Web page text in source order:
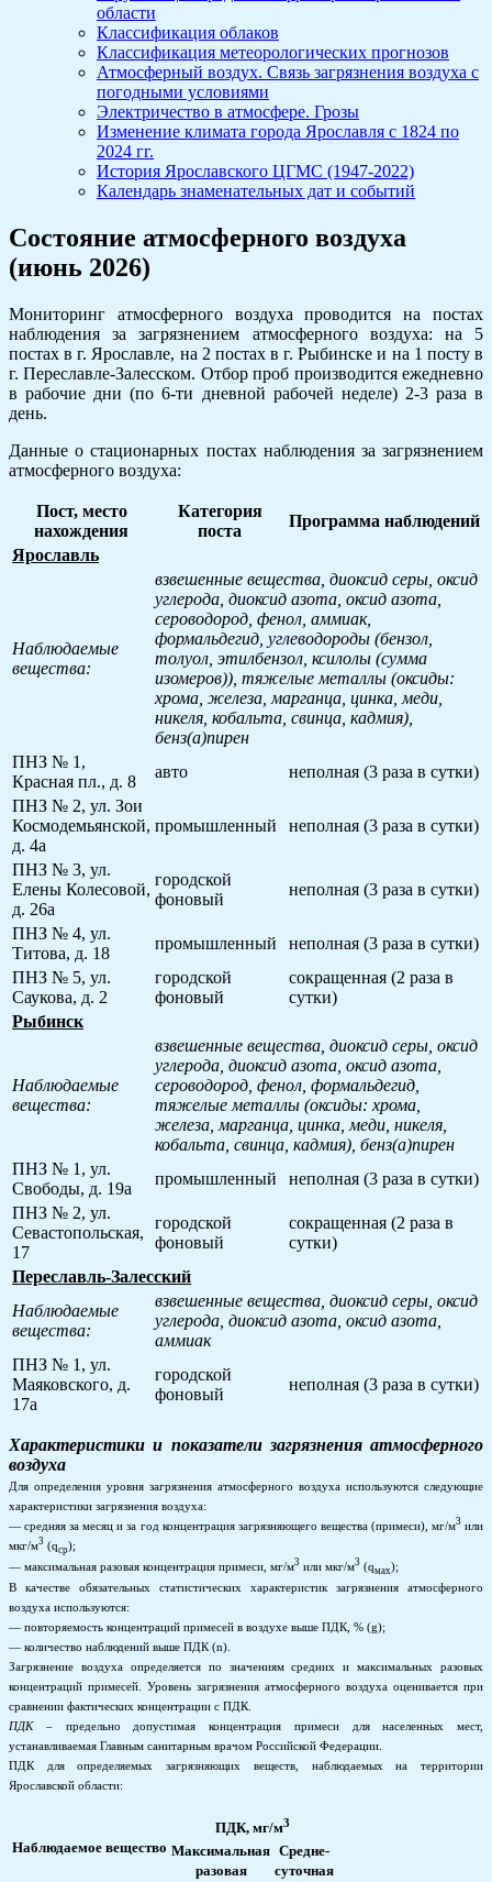
области
Классификация облаков
Классификация метеорологических прогнозов
Атмосферный воздух. Связь загрязнения воздуха с
погодными условиями
Электричество в атмосфере. Грозы
Изменение климата города Ярославля с 1824 по
2024 гг.
История Ярославского ЦГМС (1947-2022)
Календарь знаменательных дат и событий
Состояние атмосферного воздуха
(июнь 2026)
Мониторинг атмосферного воздуха проводится на постах
наблюдения за загрязнением атмосферного воздуха: на 5
постах в г. Ярославле, на 2 постах в г. Рыбинске и на 1 посту в
г. Переславле-Залесском. Отбор проб производится ежедневно
в рабочие дни (по 6-ти дневной рабочей неделе) 2-3 раза в
день.
Данные о стационарных постах наблюдения за загрязнением
атмосферного воздуха:
Пост, место
нахождения
Категория
поста
Программа наблюдений
Ярославль
Наблюдаемые
вещества:
взвешенные вещества, диоксид серы, оксид
углерода, диоксид азота, оксид азота,
сероводород, фенол, аммиак,
формальдегид, углеводороды (бензол,
толуол, этилбензол, ксилолы (сумма
изомеров)), тяжелые металлы (оксиды:
хрома, железа, марганца, цинка, меди,
никеля, кобальта, свинца, кадмия),
бенз(а)пирен
ПНЗ № 1,
Красная пл., д. 8
авто
неполная (3 раза в сутки)
ПНЗ № 2, ул. Зои
Космодемьянской,
д. 4а
промышленный неполная (3 раза в сутки)
ПНЗ № 3, ул.
Елены Колесовой,
д. 26а
городской
фоновый
неполная (3 раза в сутки)
ПНЗ № 4, ул.
Титова, д. 18
промышленный
неполная (3 раза в сутки)
ПНЗ № 5, ул.
Саукова, д. 2
городской
фоновый
сокращенная (2 раза в
сутки)
Рыбинск
Наблюдаемые
вещества:
взвешенные вещества, диоксид серы, оксид
углерода, диоксид азота, оксид азота,
сероводород, фенол, формальдегид,
тяжелые металлы (оксиды: хрома,
железа, марганца, цинка, меди, никеля,
кобальта, свинца, кадмия), бенз(а)пирен
ПНЗ № 1, ул.
Свободы, д. 19а
промышленный
неполная (3 раза в сутки)
ПНЗ № 2, ул.
Севастопольская,
17
городской
фоновый
сокращенная (2 раза в
сутки)
Переславль-Залесский
Наблюдаемые
вещества:
взвешенные вещества, диоксид серы, оксид
углерода, диоксид азота, оксид азота,
аммиак
ПНЗ № 1, ул.
Маяковского, д.
17а
городской
фоновый
неполная (3 раза в сутки)
Характеристики и показатели загрязнения атмосферного
воздуха
Для определения уровня загрязнения атмосферного воздуха используются следующие
характеристики загрязнения воздуха:
— средняя за месяц и за год концентрация загрязняющего вещества (примеси), мг/м3 или
мкг/м3 (qср);
— максимальная разовая концентрация примеси, мг/м3 или мкг/м3 (qмax);
В качестве обязательных статистических характеристик загрязнения атмосферного
воздуха используются:
— повторяемость концентраций примесей в воздухе выше ПДК, % (g);
— количество наблюдений выше ПДК (n).
Загрязнение воздуха определяется по значениям средних и максимальных разовых
концентраций примесей. Уровень загрязнения атмосферного воздуха оценивается при
сравнении фактических концентрации с ПДК.
ПДК– предельно допустимая концентрация примеси для населенных мест,
устанавливаемая Главным санитарным врачом Российской Федерации.
ПДК для определяемых загрязняющих веществ, наблюдаемых на территории
Ярославской области:
Наблюдаемое вещество
ПДК, мг/м3
Максимальная
разовая
Средне-
суточная